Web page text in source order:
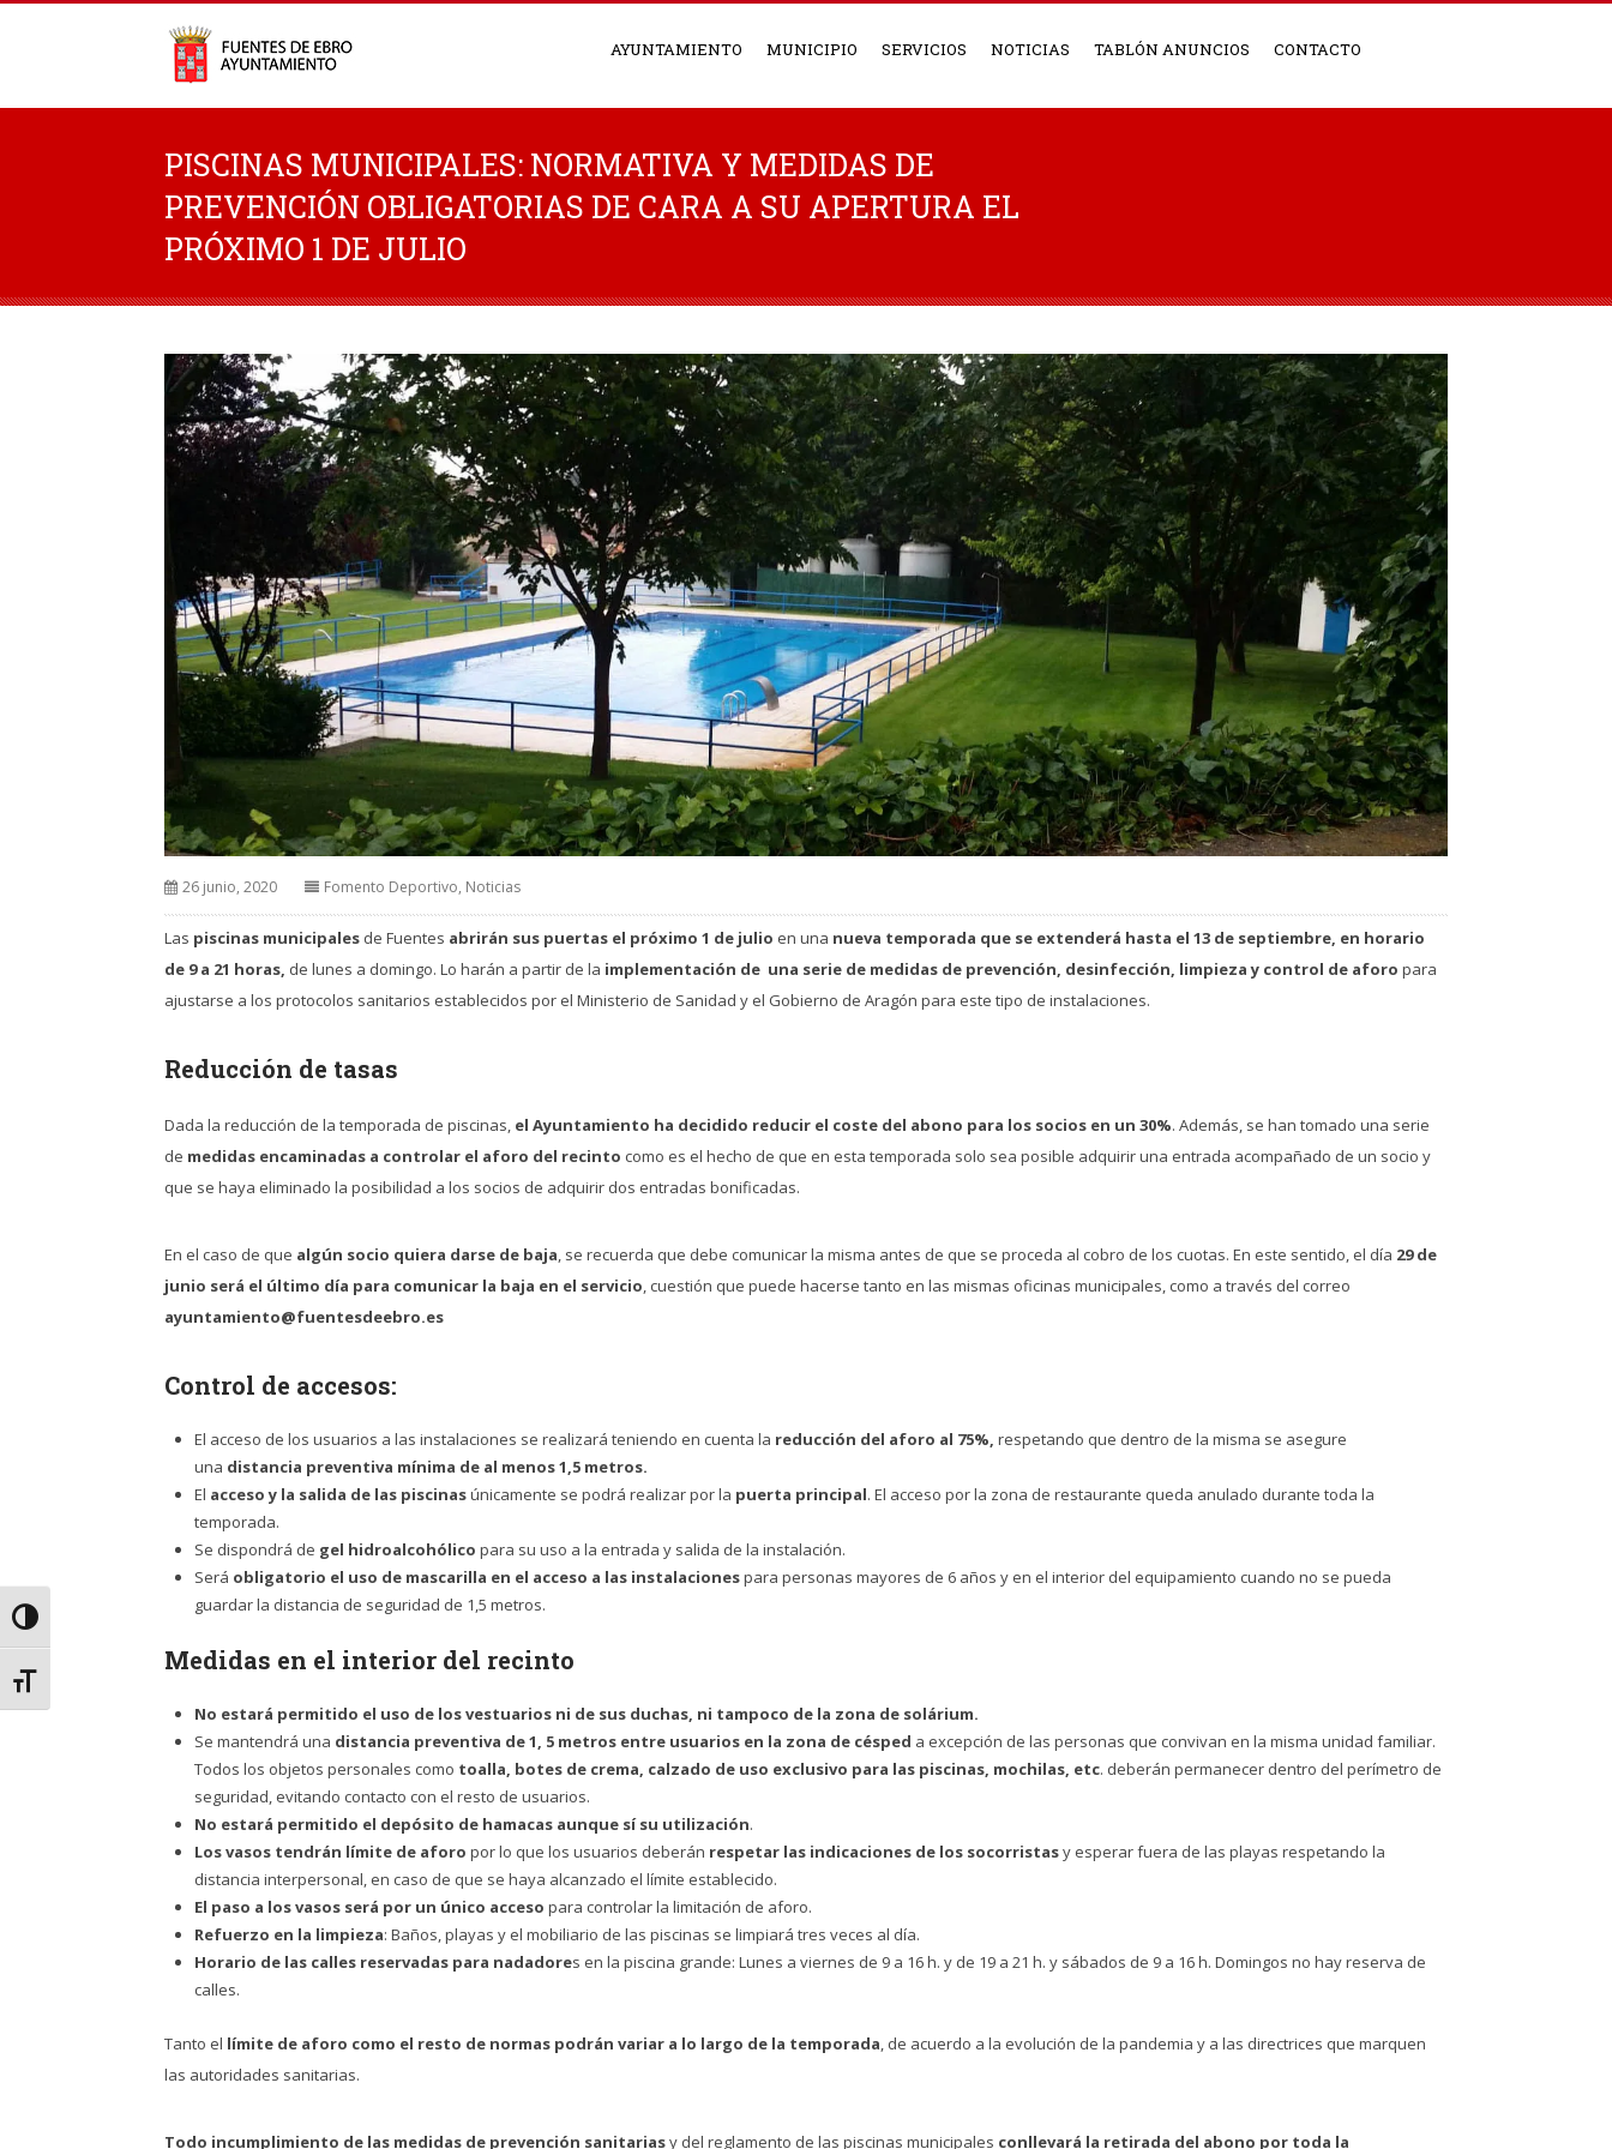
Alternar alto contraste
Alternar tamaño de letra
AYUNTAMIENTO MUNICIPIO SERVICIOS NOTICIAS TABLÓN ANUNCIOS CONTACTO
PISCINAS MUNICIPALES: NORMATIVA Y MEDIDAS DE
PREVENCIÓN OBLIGATORIAS DE CARA A SU APERTURA EL
PRÓXIMO 1 DE JULIO
26 junio, 2020 Fomento Deportivo, Noticias
Las piscinas municipales de Fuentes abrirán sus puertas el próximo 1 de julio en una nueva temporada que se extenderá hasta el 13 de septiembre, en horario
de 9 a 21 horas, de lunes a domingo. Lo harán a partir de la implementación de una serie de medidas de prevención, desinfección, limpieza y control de aforo para
ajustarse a los protocolos sanitarios establecidos por el Ministerio de Sanidad y el Gobierno de Aragón para este tipo de instalaciones.
Reducción de tasas
Dada la reducción de la temporada de piscinas, el Ayuntamiento ha decidido reducir el coste del abono para los socios en un 30%. Además, se han tomado una serie
de medidas encaminadas a controlar el aforo del recinto como es el hecho de que en esta temporada solo sea posible adquirir una entrada acompañado de un socio y
que se haya eliminado la posibilidad a los socios de adquirir dos entradas bonificadas.
En el caso de que algún socio quiera darse de baja, se recuerda que debe comunicar la misma antes de que se proceda al cobro de los cuotas. En este sentido, el día 29 de
junio será el último día para comunicar la baja en el servicio, cuestión que puede hacerse tanto en las mismas oficinas municipales, como a través del correo
ayuntamiento@fuentesdeebro.es
Control de accesos:
El acceso de los usuarios a las instalaciones se realizará teniendo en cuenta la reducción del aforo al 75%, respetando que dentro de la misma se asegure
una distancia preventiva mínima de al menos 1,5 metros.
El acceso y la salida de las piscinasúnicamente se podrá realizar por la puerta principal. El acceso por la zona de restaurante queda anulado durante toda la
temporada.
Se dispondrá de gel hidroalcohólico para su uso a la entrada y salida de la instalación.
Será obligatorio el uso de mascarilla en el acceso a las instalacionespara personas mayores de 6 años y en el interior del equipamiento cuando no se pueda
guardar la distancia de seguridad de 1,5 metros.
Medidas en el interior del recinto
No estará permitido el uso de los vestuarios ni de sus duchas, ni tampoco de la zona de solárium.
Se mantendrá una distancia preventiva de 1, 5 metros entre usuarios en la zona de césped a excepción de las personas que convivan en la misma unidad familiar.
Todos los objetos personales como toalla, botes de crema, calzado de uso exclusivo para las piscinas, mochilas, etc. deberán permanecer dentro del perímetro de
seguridad, evitando contacto con el resto de usuarios.
No estará permitido el depósito de hamacas aunque sí su utilización.
Los vasos tendrán límite de aforo por lo que los usuarios deberán respetar las indicaciones de los socorristasy esperar fuera de las playas respetando la
distancia interpersonal, en caso de que se haya alcanzado el límite establecido.
El paso a los vasos será por un único acceso para controlar la limitación de aforo.
Refuerzo en la limpieza: Baños, playas y el mobiliario de las piscinas se limpiará tres veces al día.
Horario de las calles reservadas para nadadores en la piscina grande: Lunes a viernes de 9 a 16 h. y de 19 a 21 h. y sábados de 9 a 16 h. Domingos no hay reserva de
calles.
Tanto el límite de aforo como el resto de normas podrán variar a lo largo de la temporada, de acuerdo a la evolución de la pandemia y a las directrices que marquen
las autoridades sanitarias.
Todo incumplimiento de las medidas de prevención sanitariasy del reglamento de las piscinas municipales conllevará la retirada del abono por toda la